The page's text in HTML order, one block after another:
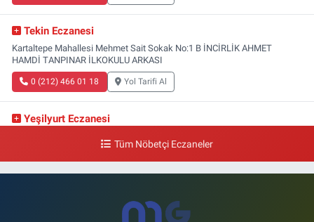
Tekin Eczanesi
Kartaltepe Mahallesi Mehmet Sait Sokak No:1 B İNCİRLİK AHMET
HAMDİ TANPINAR İLKOKULU ARKASI
0 (212) 466 01 18 Yol Tarifi Al
Yeşilyurt Eczanesi
Şenlikköy Mahallesi Eski Halkalı Caddesi 33 Akvaryum Yanı Akua Florya
Tüm Nöbetçi Eczaneler